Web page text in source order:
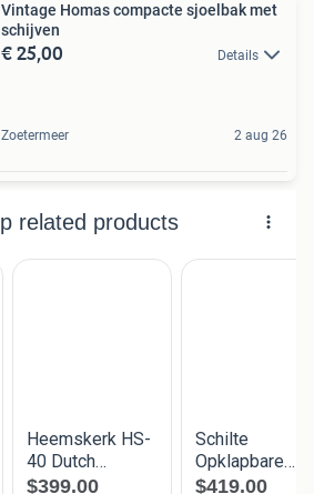
Vintage Homas compacte sjoelbak met
schijven
€ 25,00 Details
Zoetermeer 2 aug 26